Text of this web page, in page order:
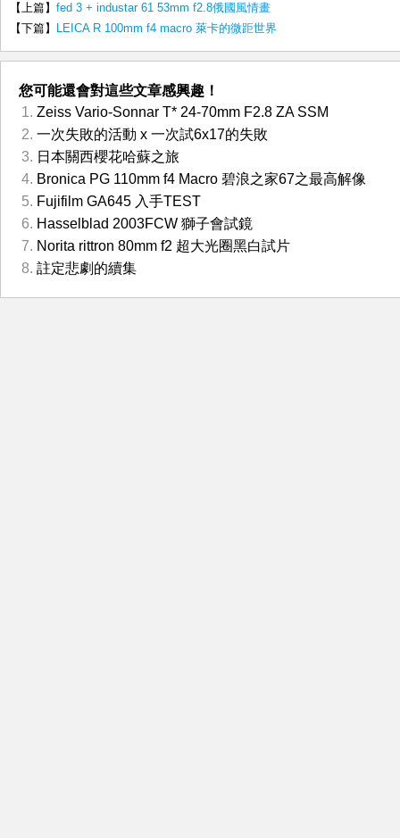
【上篇】 fed 3 + industar 61 53mm f2.8俄國風情畫
【下篇】
LEICA R 100mm f4 macro 萊卡的微距世界
您可能還會對這些文章感興趣！
Zeiss Vario-Sonnar T* 24-70mm F2.8 ZA SSM
一次失敗的活動 x 一次試6x17的失敗
日本關西櫻花哈蘇之旅
Bronica PG 110mm f4 Macro 碧浪之家67之最高解像
Fujifilm GA645 入手TEST
Hasselblad 2003FCW 獅子會試鏡
Norita rittron 80mm f2 超大光圈黑白試片
註定悲劇的續集